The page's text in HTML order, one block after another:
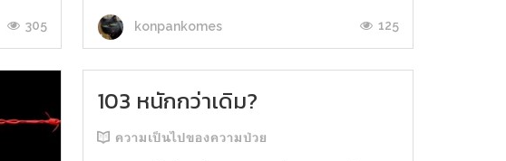
305
แมวอีก2ตัวเป็นหมาที่อยู่กับผมมา14ปีพอเริ่มที่ต้น
ปีมันก็จากผมไปอีก1...
konpankomes 125
103 หนักกว่าเดิม?
ความเป็นไปของความป่วย